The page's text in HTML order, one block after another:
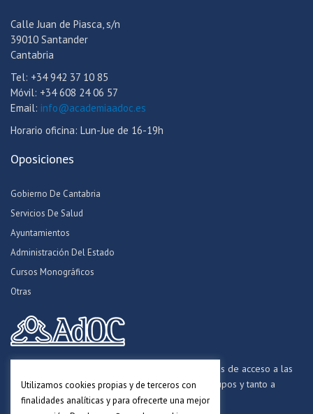
Calle Juan de Piasca, s/n
39010 Santander
Cantabria
Tel: +34 942 37 10 85
Móvil: +34 608 24 06 57
Email: info@academiaadoc.es
Horario oficina: Lun-Jue de 16-19h
Oposiciones
Gobierno De Cantabria
Servicios De Salud
Ayuntamientos
Administración Del Estado
Cursos Monográficos
Otras
Formamos opositores para los procesos selectivos de acceso a las
distintas Administraciones Públicas, a todos los grupos y tanto a
personal funcionario, laboral y estatutario.
Utilizamos cookies propias y de terceros con
finalidades analíticas y para ofrecerte una mejor